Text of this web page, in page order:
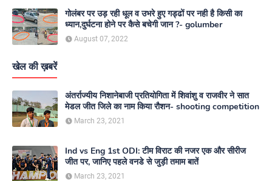
गोलंबर पर उड़ रही धूल व उभरे हुए गड्ढों पर नही है किसी का
ध्यान,दुर्घटना होने पर कैसे बचेगी जान ?- golumber
August 07, 2022
खेल की ख़बरें
अंतर्राज्यीय निशानेबाजी प्रतियोगिता में शिवांशु व राजवीर ने सात
मेडल जीत जिले का नाम किया रौशन- shooting competition
March 23, 2021
Ind vs Eng 1st ODI: टीम विराट की नजर एक और सीरीज
जीत पर, जानिए पहले वनडे से जुड़ी तमाम बातें
March 23, 2021